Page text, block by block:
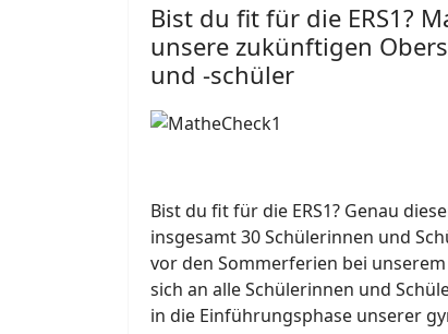
Bist du fit für die ERS1?
unsere zukünftigen
und -schüler
Bist du fit für die ERS1? Genau
insgesamt 30 Schülerinnen und
vor den Sommerferien bei
sich an alle Schülerinnen und
in die Einführungsphase unserer